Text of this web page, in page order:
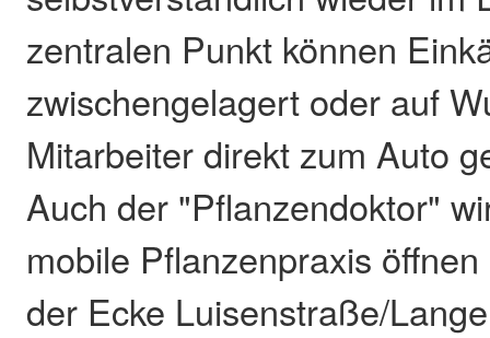
zentralen Punkt können
zwischengelagert oder auf
Mitarbeiter direkt zum Auto
Auch der "Pflanzendoktor"
mobile Pflanzenpraxis
der Ecke Luisenstraße/